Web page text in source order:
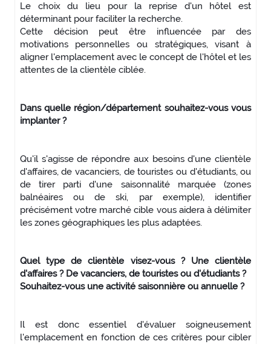
Le choix du lieu pour la reprise d'un hôtel est
déterminant pour faciliter la recherche.
Cette décision peut être influencée par des
motivations personnelles ou stratégiques, visant à
aligner l'emplacement avec le concept de l'hôtel et les
attentes de la clientèle ciblée.
Dans quelle région/département souhaitez-vous vous
implanter ?
Qu'il s'agisse de répondre aux besoins d'une clientèle
d'affaires, de vacanciers, de touristes ou d'étudiants, ou
de tirer parti d'une saisonnalité marquée (zones
balnéaires ou de ski, par exemple), identifier
précisément votre marché cible vous aidera à délimiter
les zones géographiques les plus adaptées.
Quel type de clientèle visez-vous ? Une clientèle
d'affaires ? De vacanciers, de touristes ou d'étudiants ?
Souhaitez-vous une activité saisonnière ou annuelle ?
Il est donc essentiel d'évaluer soigneusement
l'emplacement en fonction de ces critères pour cibler